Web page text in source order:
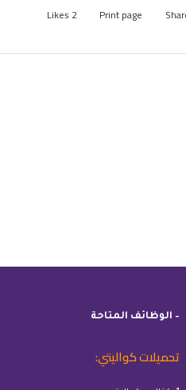
Print page
2
– الوظائف المتاحة
تحميلات كواليتي: